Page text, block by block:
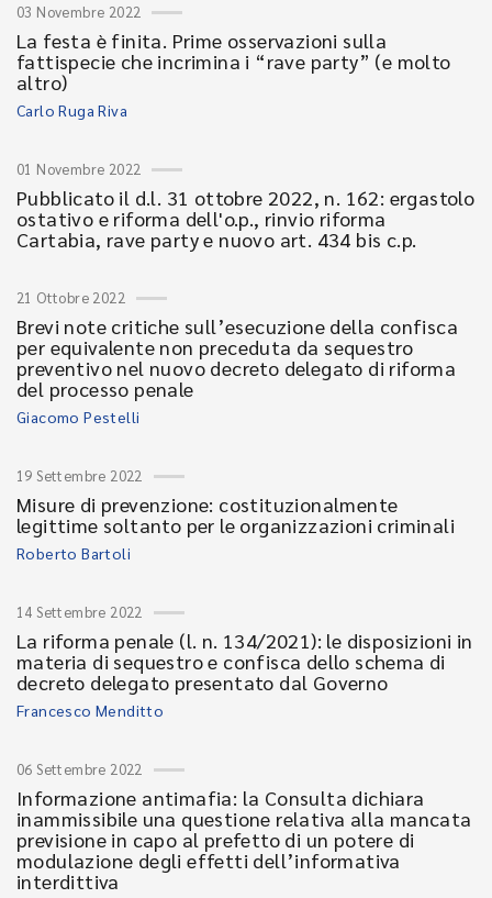
03 Novembre 2022
La festa è finita. Prime osservazioni sulla
fattispecie che incrimina i “rave party” (e molto
altro)
Carlo Ruga Riva
01 Novembre 2022
Pubblicato il d.l. 31 ottobre 2022, n. 162: ergastolo
ostativo e riforma dell'o.p., rinvio riforma
Cartabia, rave party e nuovo art. 434 bis c.p.
21 Ottobre 2022
Brevi note critiche sull’esecuzione della confisca
per equivalente non preceduta da sequestro
preventivo nel nuovo decreto delegato di riforma
del processo penale
Giacomo Pestelli
19 Settembre 2022
Misure di prevenzione: costituzionalmente
legittime soltanto per le organizzazioni criminali
Roberto Bartoli
14 Settembre 2022
La riforma penale (l. n. 134/2021): le disposizioni in
materia di sequestro e confisca dello schema di
decreto delegato presentato dal Governo
Francesco Menditto
06 Settembre 2022
Informazione antimafia: la Consulta dichiara
inammissibile una questione relativa alla mancata
previsione in capo al prefetto di un potere di
modulazione degli effetti dell’informativa
interdittiva